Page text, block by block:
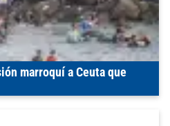
marroquí a Ceuta que